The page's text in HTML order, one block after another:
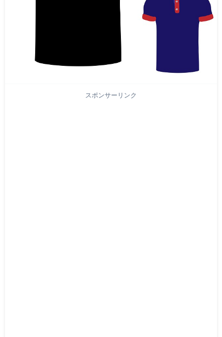
スポンサーリンク